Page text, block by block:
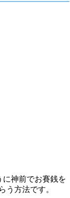
神前でお賽銭を
う方法です。